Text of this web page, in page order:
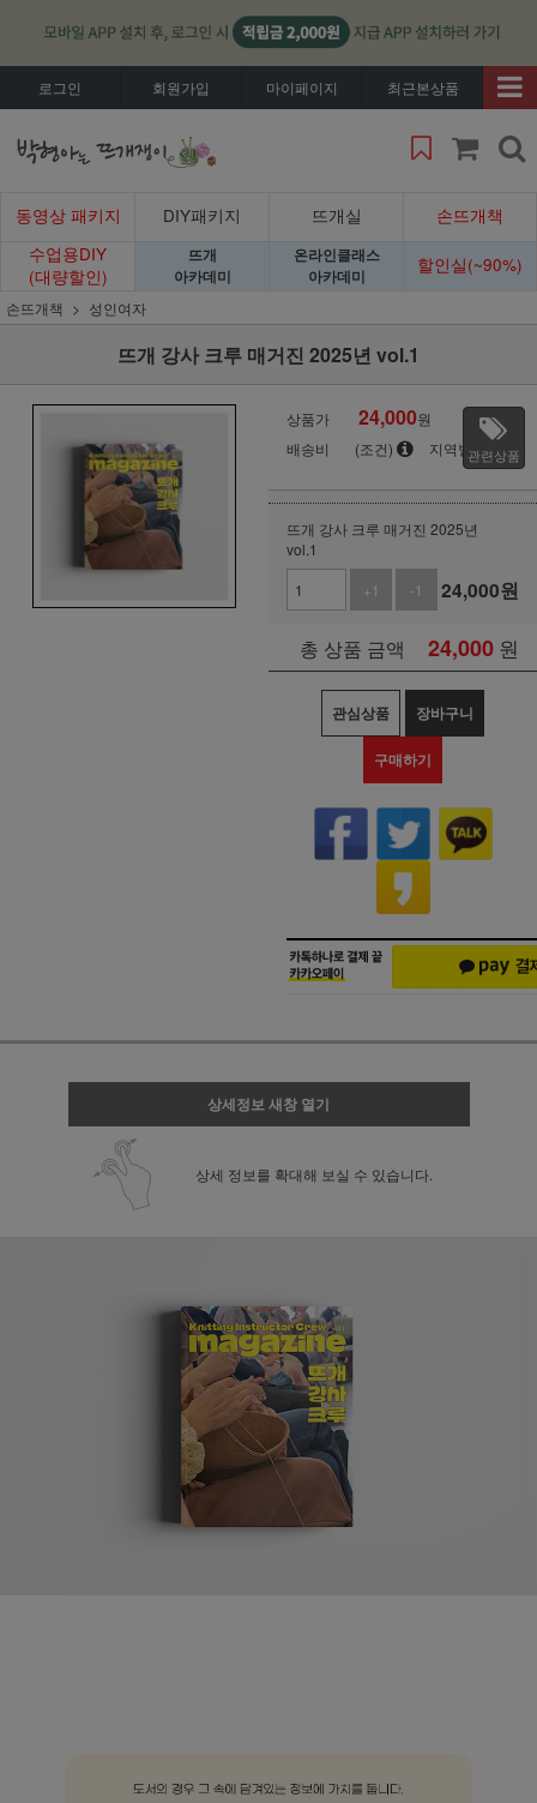
로그인 회원가입 마이페이지 최근본상품
동영상 패키지 DIY패키지 뜨개실
손뜨개책
수업용DIY
(대량할인)
뜨개
아카데미
온라인클래스
아카데미
할인실(~90%)
손뜨개책 성인여자
뜨개 강사 크루 매거진 2025년 vol.1
상품가 24,000원
배송비
(조건) 지역별관련상품
뜨개 강사 크루 매거진 2025년
vol.1
+1
-1 24,000원
총 상품 금액 24,000 원
관심상품 장바구니
구매하기
상세정보 새창 열기
상세 정보를 확대해 보실 수 있습니다.